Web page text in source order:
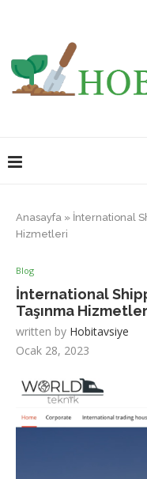
Anasayfa » İnternational
Hizmetleri
Blog
İnternational
Taşınma
written by Hobitavsiye
Ocak 28, 2023